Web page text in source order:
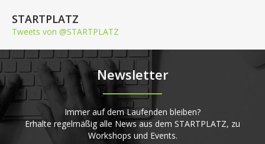
STARTPLATZ
Tweets von @STARTPLATZ
Newsletter
Immer auf dem Laufenden bleiben?
Erhalte regelmäßig alle News aus dem STARTPLATZ, zu
Workshops und Events.